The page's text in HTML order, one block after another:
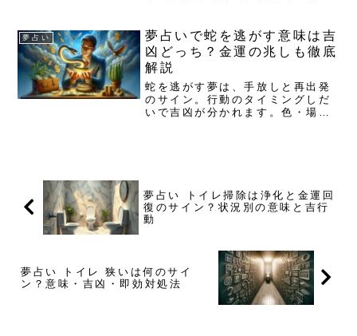
心と暮らしの循環を取り戻しまし
ょう。夢占い トイレ 流れないの
基本意味は「滞留と手放しの課...
夢占い
夢占いで蛇を逃がす意味は吉
凶どっち？金運の兆しも徹底
解説
蛇を逃がす夢は、手放しと再出発
のサイン。行動のタイミングしだ
いで吉凶が分かれます。色・場
し...
夢占い トイレ掃除は浄化と金運回
復のサイン？状況別の意味と吉行
動
夢占い トイレ 狭いは何のサイ
ン？意味・吉凶・即効対処法